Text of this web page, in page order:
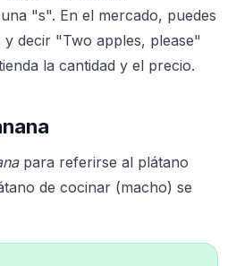
"s". En el mercado, puedes
y decir "Two apples, please"
la cantidad y el precio.
para referirse al plátano
de cocinar (macho) se